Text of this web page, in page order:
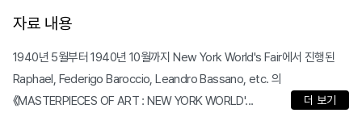
자료 내용
1940년 5월부터 1940년 10월까지 New York World's Fair에서 진행된
Raphael, Federigo Baroccio, Leandro Bassano, etc. 의
《MASTERPIECES OF ART : NEW YORK WORLD'...
더 보기